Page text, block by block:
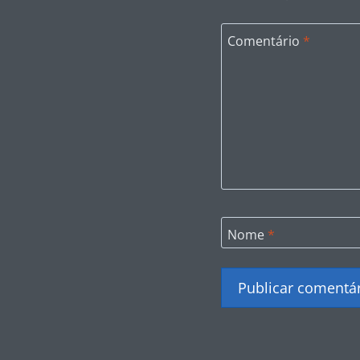
Comentário *
Nome *